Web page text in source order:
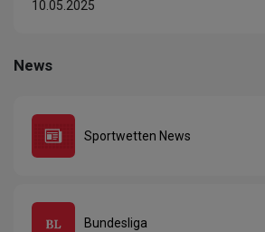
10.05.2025
News
Sportwetten News
Bundesliga